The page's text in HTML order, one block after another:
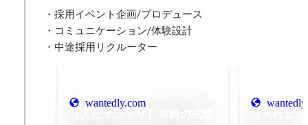
・採用イベント企画/プロデュース
・コミュニケーション/体験設計
・中途採用リクルーター
wantedly.com